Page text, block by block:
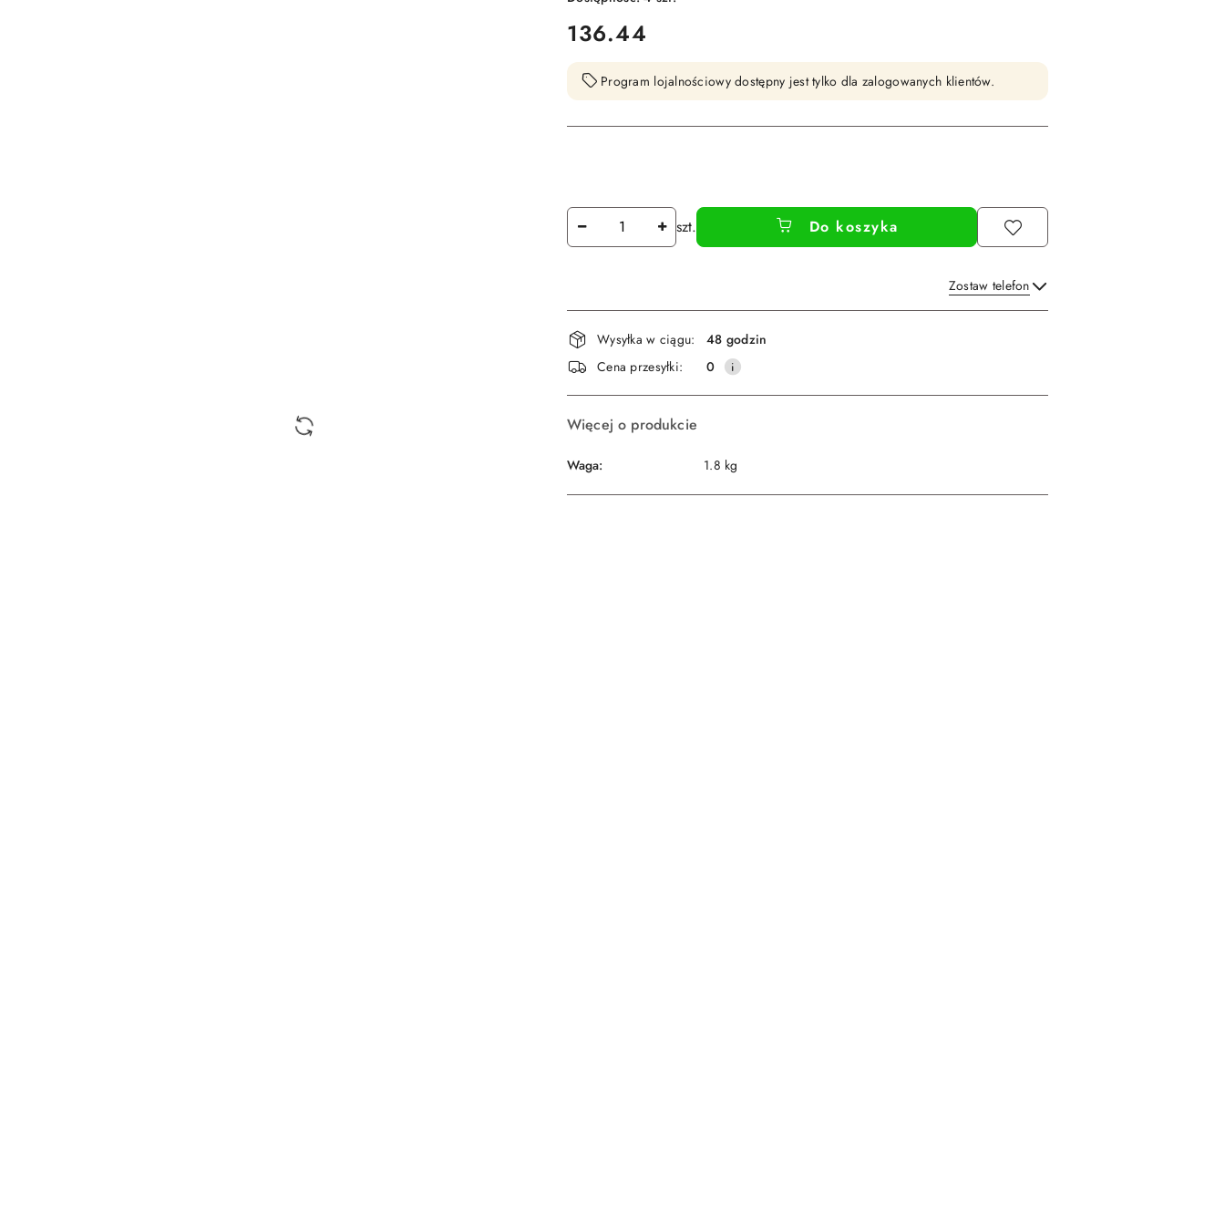
cena:
136.44
Program lojalnościowy dostępny jest tylko dla zalogowanych klientów.
Ilość szt. Do koszyka
Zostaw telefon
Wyślij
Dostępność
i
dostawa
Wysyłka w ciągu:
48 godzin
Cena przesyłki:
0
Więcej o produkcie
Waga: 1.8 kg